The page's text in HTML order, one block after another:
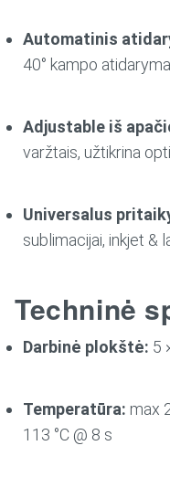
Automatinis
40° kampo
Adjustable iš
varžtais, užtikrina
Universalus
sublimacijai, inkjet &
Techninė
Darbinė plokštė: 5
Temperatūra: max
113 °C @ 8 s